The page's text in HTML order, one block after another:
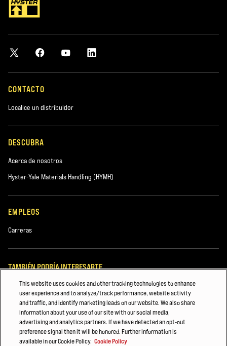
CONTACTO
Localice un distribuidor
DESCUBRA
Acerca de nosotros
Hyster-Yale Materials Handling (HYMH)
EMPLEOS
Carreras
TAMBIÉN PODRÍA INTERESARTE
Carretillas elevadoras eléctricas...
Metales
Fuentes de Energía para Montacargas
This website uses cookies and other tracking technologies to enhance
user experience and to analyze/track performance, website activity
and traffic, and identify marketing leads on our website. We also share
information about your use of our site with our social media,
advertising and analytics partners. If we have detected an opt-out
preference signal then it will be honored. Further information is
available in our Cookie Policy. Cookie Policy